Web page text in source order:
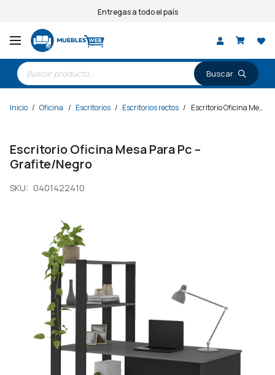
Entregas a todo el país
Búsqueda
de
productos
Inicio / Oficina / Escritorios / Escritorios rectos / Escritorio Oficina Mesa Para Pc – Grafite/Negro
Escritorio Oficina Mesa Para Pc –
Grafite/Negro
SKU: 0401422410